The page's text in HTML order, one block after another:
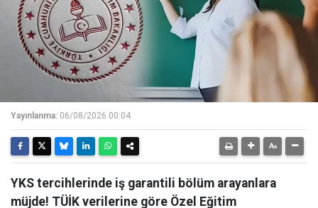
Yayınlanma: 06/08/2026 00:04
YKS tercihlerinde iş garantili bölüm arayanlara
müjde! TÜİK verilerine göre Özel Eğitim